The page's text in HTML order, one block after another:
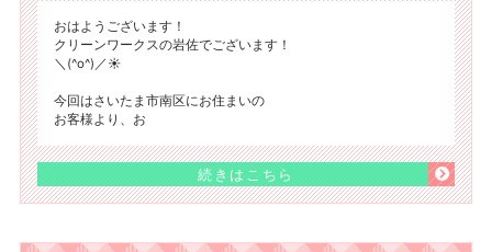
おはようございます！
クリーンワークスの岩佐でございます！
＼(^o^)／☀️
今回はさいたま市南区にお住まいの
お客様より、お
続きはこちら